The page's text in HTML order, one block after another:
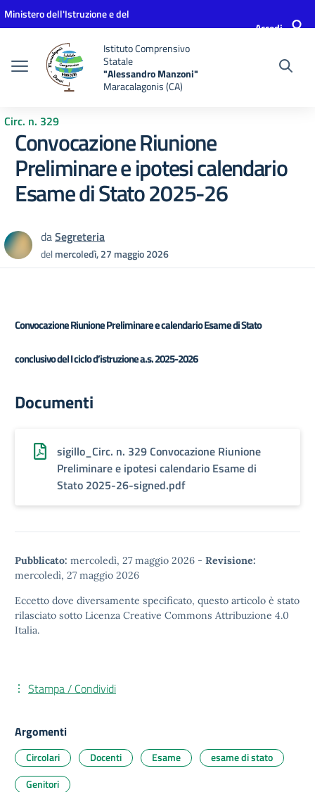
Vai ai contenuti
Vai al menu di navigazione
Vai al footer
Ministero dell'Istruzione e del
Accedi
Istituto Comprensivo
Statale
"Alessandro Manzoni"
Maracalagonis (CA)
Circ. n. 329
Convocazione Riunione
Preliminare e ipotesi calendario
Esame di Stato 2025-26
daSegreteria
delmercoledì, 27 maggio 2026
Convocazione Riunione Preliminare e calendario Esame di Stato
conclusivo del I ciclo d’istruzione a.s. 2025-2026
Documenti
sigillo_Circ. n. 329 Convocazione Riunione
Preliminare e ipotesi calendario Esame di
Stato 2025-26-signed.pdf
Pubblicato: mercoledì, 27 maggio 2026 - Revisione:
mercoledì, 27 maggio 2026
Eccetto dove diversamente specificato, questo articolo è stato
rilasciato sotto Licenza Creative Commons Attribuzione 4.0
Italia.
Stampa / Condividi
Argomenti
Circolari Docenti Esame
esame di stato
Genitori